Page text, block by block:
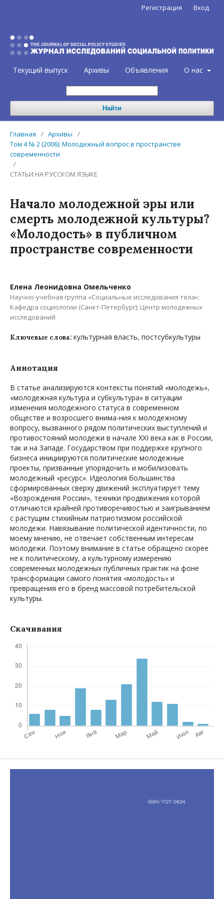
Текущий выпуск Архивы Объявления О нас
Найти
Регистрация Вход
Главная / Архивы
/
Том 4 № 2 (2006): Молодежный вопрос в пространстве
современности
/
СТАТЬИ НА РУССКОМ ЯЗЫКЕ
Начало молодежной эры или
смерть молодежной культуры?
«Молодость» в публичном
пространстве современности
Елена Леонидовна Омельченко
Научно-учебная группа «Социальные исследования тела»;
Кафедра социологии (Санкт-Петербург); Центр молодежных
исследований
Ключевые слова: культурная власть, постсубкультуры
Аннотация
В статье анализируются контексты понятий «молодежь»,
«молодежная культура и субкультура» в ситуации
изменения молодежного статуса в современном
обществе и возросшего внима-ния к молодежному
вопросу, вызванного рядом политических выступлений и
противостояний молодежи в начале XXI века как в России,
так и на Западе. Государством при поддержке крупного
бизнеса инициируются политические молодежные
проекты, призванные упорядочить и мобилизовать
молодежный «ресурс». Идеология большинства
сформированных сверху движений эксплуатирует тему
«Возрождения России», техники продвижения которой
отличаются крайней противоречивостью и заигрыванием
с растущим стихийным патриотизмом российской
молодежи. Навязывание политической идентичности, по
моему мнению, не отвечает собственным интересам
молодежи. Поэтому внимание в статье обращено скорее
не к политическому, а культурному измерению
современных молодежных публичных практик на фоне
трансформации самого понятия «молодость» и
превращения его в бренд массовой потребительской
культуры.
Скачивания